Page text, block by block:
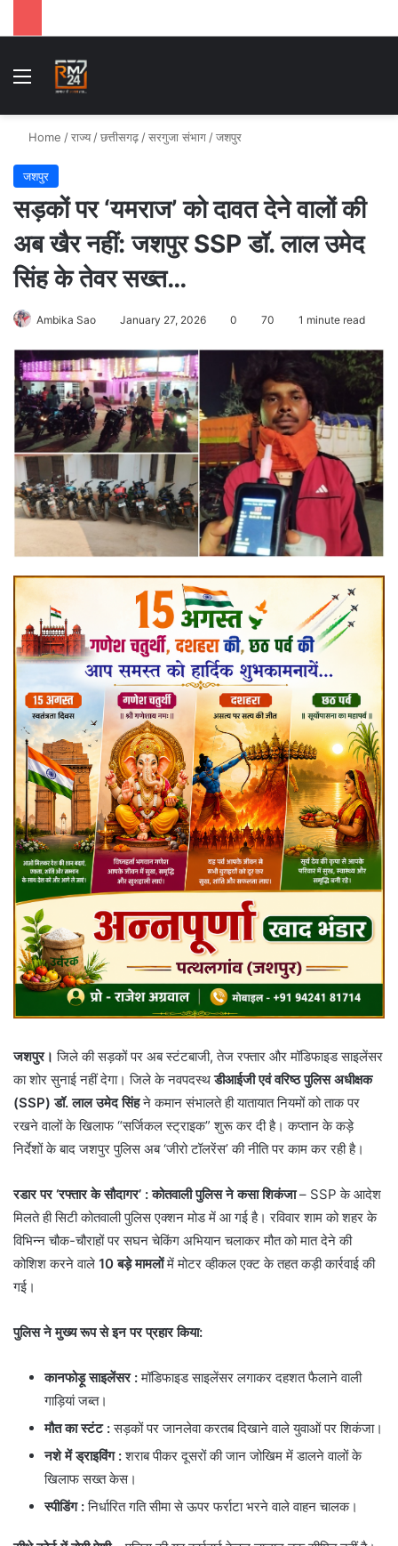
Menu
Home /राज्य /छत्तीसगढ़ /सरगुजा संभाग /जशपुर
जशपुर
सड़कों पर ‘यमराज’ को दावत देने वालों की
अब खैर नहीं: जशपुर SSP डॉ. लाल उमेद
सिंह के तेवर सख्त…
Ambika Sao January 27, 2026 0 70 1 minute read
जशपुर। जिले की सड़कों पर अब स्टंटबाजी, तेज रफ्तार और मॉडिफाइड साइलेंसर
का शोर सुनाई नहीं देगा। जिले के नवपदस्थडीआईजी एवं वरिष्ठ पुलिस अधीक्षक
(SSP) डॉ. लाल उमेद सिंहने कमान संभालते ही यातायात नियमों को ताक पर
रखने वालों के खिलाफ “सर्जिकल स्ट्राइक” शुरू कर दी है। कप्तान के कड़े
निर्देशों के बाद जशपुर पुलिस अब ‘जीरो टॉलरेंस’ की नीति पर काम कर रही है।
रडार पर ‘रफ्तार के सौदागर’ : कोतवाली पुलिस ने कसा शिकंजा– ​SSP के आदेश
मिलते ही सिटी कोतवाली पुलिस एक्शन मोड में आ गई है। रविवार शाम को शहर के
विभिन्न चौक-चौराहों पर सघन चेकिंग अभियान चलाकर मौत को मात देने की
कोशिश करने वाले 10 बड़े मामलोंमें मोटर व्हीकल एक्ट के तहत कड़ी कार्रवाई की
गई।
पुलिस ने मुख्य रूप से इन पर प्रहार किया:
कानफोड़ू साइलेंसर :मॉडिफाइड साइलेंसर लगाकर दहशत फैलाने वाली
गाड़ियां जब्त।
मौत का स्टंट :सड़कों पर जानलेवा करतब दिखाने वाले युवाओं पर शिकंजा।
नशे में ड्राइविंग :शराब पीकर दूसरों की जान जोखिम में डालने वालों के
खिलाफ सख्त केस।
स्पीडिंग :निर्धारित गति सीमा से ऊपर फर्राटा भरने वाले वाहन चालक।